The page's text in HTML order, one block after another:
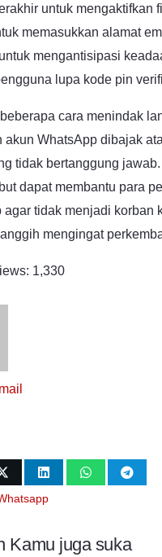
untuk mengaktifkan
memasukkan alamat
mengantisipasi
lupa kode pin
cara menindak
akun WhatsApp dibajak
tidak bertanggung
dapat membantu para
agar tidak menjadi korban
mengingat
1,330
Kamu juga suka